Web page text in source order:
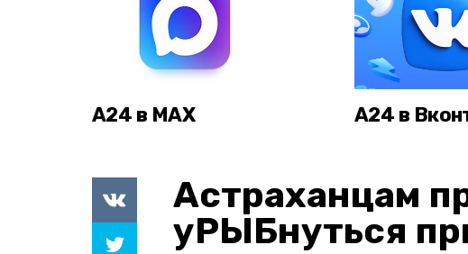
А24 в MAX А24 в
Астраханцам
уРЫБнуться